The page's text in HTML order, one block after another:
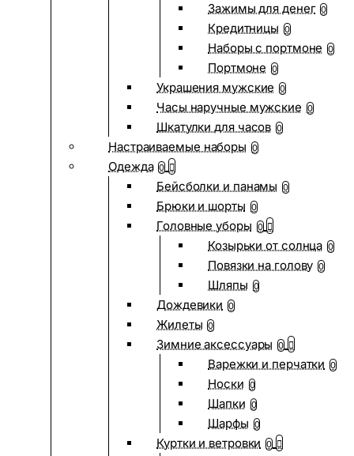
Зажимы для денег 0
Кредитницы 0
Наборы с портмоне 0
Портмоне 0
Украшения мужские 0
Часы наручные мужские 0
Шкатулки для часов 0
Настраиваемые наборы 0
Одежда 0
Бейсболки и панамы 0
Брюки и шорты 0
Головные уборы 0
Козырьки от солнца 0
Повязки на голову 0
Шляпы 0
Дождевики 0
Жилеты 0
Зимние аксессуары 0
Варежки и перчатки 0
Носки 0
Шапки 0
Шарфы 0
Куртки и ветровки 0